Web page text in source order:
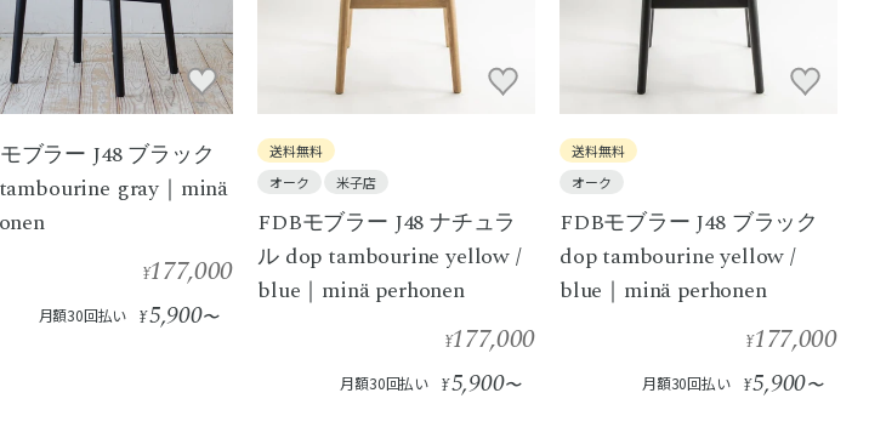
ブラー J48 ブラック
gray｜minä
¥177,000
月額30回払い ¥5,900〜
送料無料
オーク
米子店
FDBモブラー J48 ナチュラ
ル dop tambourine yellow /
blue｜minä perhonen
¥177,000
月額30回払い ¥5,900〜
送料無料
オーク
FDBモブラー J48 ブラック
dop tambourine yellow /
blue｜minä perhonen
¥177,000
月額30回払い ¥5,900〜